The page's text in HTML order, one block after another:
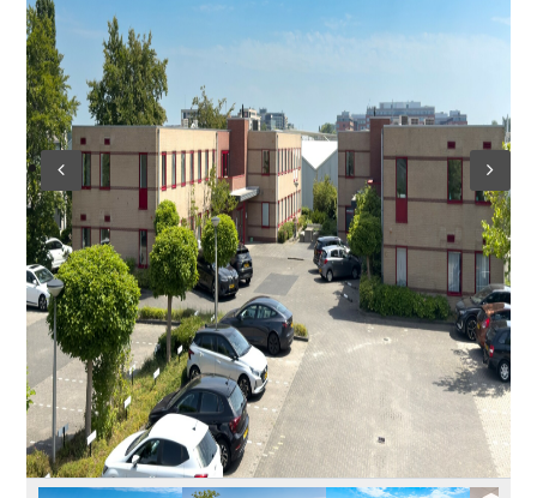
Create
your account,it takes less than a
minute.
Gebruikersnaam
Wachtwoord
Lost your password?